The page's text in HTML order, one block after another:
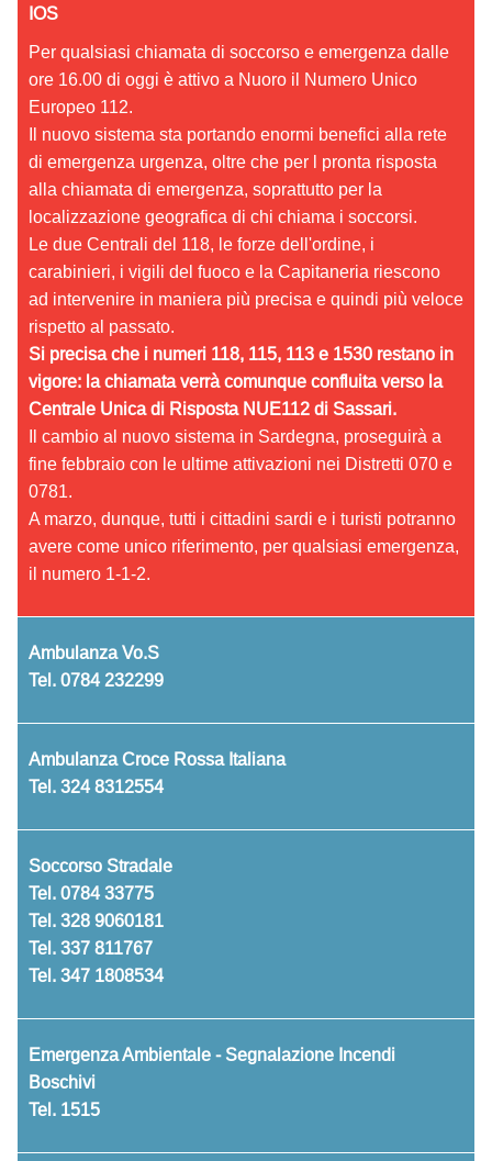
IOS
Per qualsiasi chiamata di soccorso e emergenza dalle
ore 16.00 di oggi è attivo a Nuoro il Numero Unico
Europeo 112.
Il nuovo sistema sta portando enormi benefici alla rete
di emergenza urgenza, oltre che per l pronta risposta
alla chiamata di emergenza, soprattutto per la
localizzazione geografica di chi chiama i soccorsi.
Le due Centrali del 118, le forze dell'ordine, i
carabinieri, i vigili del fuoco e la Capitaneria riescono
ad intervenire in maniera più precisa e quindi più veloce
rispetto al passato.
Si precisa che i numeri 118, 115, 113 e 1530 restano in
vigore: la chiamata verrà comunque confluita verso la
Centrale Unica di Risposta NUE112 di Sassari.
Il cambio al nuovo sistema in Sardegna, proseguirà a
fine febbraio con le ultime attivazioni nei Distretti 070 e
0781.
A marzo, dunque, tutti i cittadini sardi e i turisti potranno
avere come unico riferimento, per qualsiasi emergenza,
il numero 1-1-2.
Ambulanza Vo.S
Tel. 0784 232299
Ambulanza Croce Rossa Italiana
Tel. 324 8312554
Soccorso Stradale
Tel. 0784 33775
Tel. 328 9060181
Tel. 337 811767
Tel. 347 1808534
Emergenza Ambientale - Segnalazione Incendi
Boschivi
Tel. 1515